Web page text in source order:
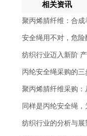
相关资讯
聚丙烯腈纤维：合
安全绳用不对，危
纺织行业迈入新阶
丙纶安全绳采购的三
聚丙烯腈纤维采购
同样是丙纶安全绳
纺织行业的分析与展